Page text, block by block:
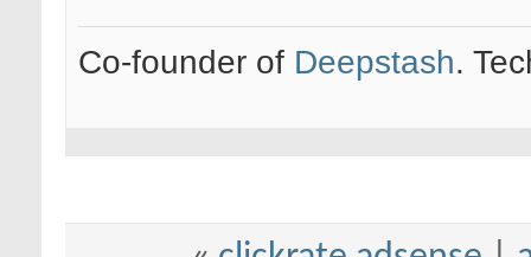
Co-founder of Deepstash.